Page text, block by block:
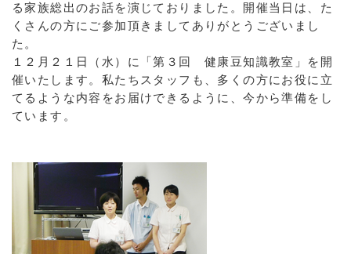
る家族総出のお話を演じておりました。開催当日は、た
くさんの方にご参加頂きましてありがとうございまし
た。
１２月２１日（水）に「第３回 健康豆知識教室」を開
催いたします。私たちスタッフも、多くの方にお役に立
てるような内容をお届けできるように、今から準備をし
ています。